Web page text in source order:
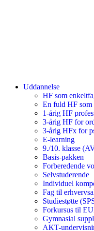
Uddannelse
HF som
En fuld HF som
1-årig HF
3-årig HF for
3-årig HFx for
E-learning
9./10. klasse
Basis-pakken
Forberedende
Selvstuderende
Individuel
Fag til
Studiestøtte
Forkursus til
Gymnasial
AKT-